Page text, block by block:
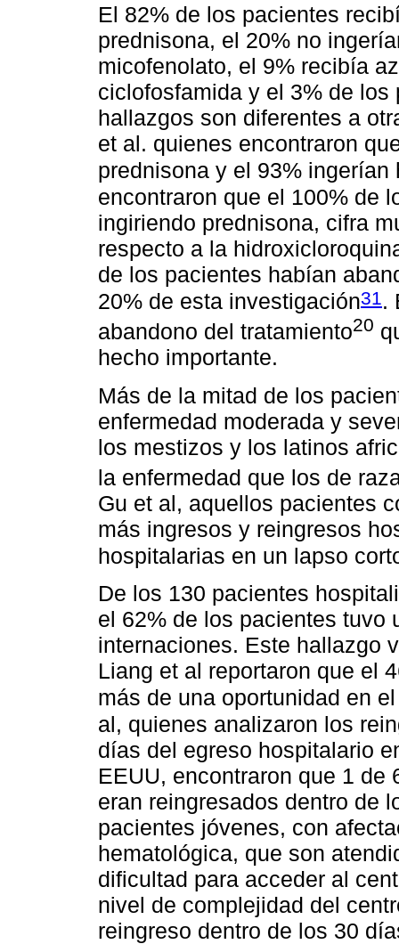
El 82% de los pacientes
prednisona, el 20% no
micofenolato, el 9% recibía
ciclofosfamida y el 3% de
hallazgos son diferentes a
et al. quienes encontraron
prednisona y el 93% ingerían
encontraron que el 100% de
ingiriendo prednisona, cifra
respecto a la
de los pacientes habían
20% de esta investigación31.
abandono del tratamiento20
hecho importante.
Más de la mitad de los
enfermedad moderada y
los mestizos y los latinos
la enfermedad que los de
Gu et al, aquellos pacientes
más ingresos y reingresos
hospitalarias en un lapso
De los 130 pacientes
el 62% de los pacientes tuvo
internaciones. Este hallazgo
Liang et al reportaron que el
más de una oportunidad en
al, quienes analizaron los
días del egreso hospitalario
EEUU, encontraron que 1
eran reingresados dentro de
pacientes jóvenes, con
hematológica, que son
dificultad para acceder al
nivel de complejidad del
reingreso dentro de los 30